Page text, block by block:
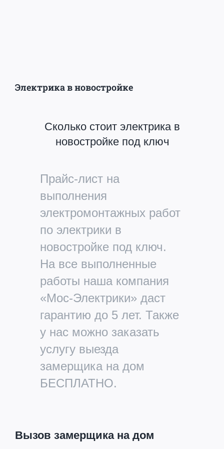
Электрика в новостройке
Сколько стоит электрика в
новостройке под ключ
Прайс-лист на
выполнения
электромонтажных работ
по электрики в
новостройке под ключ.
На все выполненные
работы наша компания
«Мос-Электрики» даст
гарантию до 5 лет. Также
у нас можно заказать
услугу выезда
замерщика на дом
БЕСПЛАТНО.
Вызов замерщика на дом